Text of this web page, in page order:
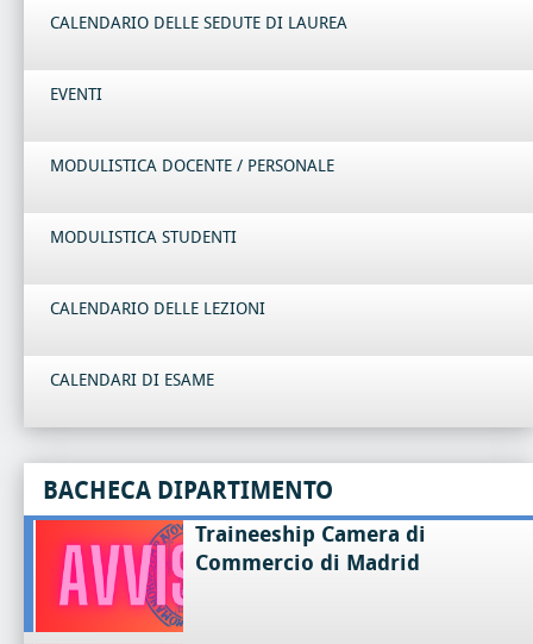
CALENDARIO DELLE SEDUTE DI LAUREA
EVENTI
MODULISTICA DOCENTE / PERSONALE
MODULISTICA STUDENTI
CALENDARIO DELLE LEZIONI
CALENDARI DI ESAME
BACHECA DIPARTIMENTO
Traineeship Camera di
Commercio di Madrid